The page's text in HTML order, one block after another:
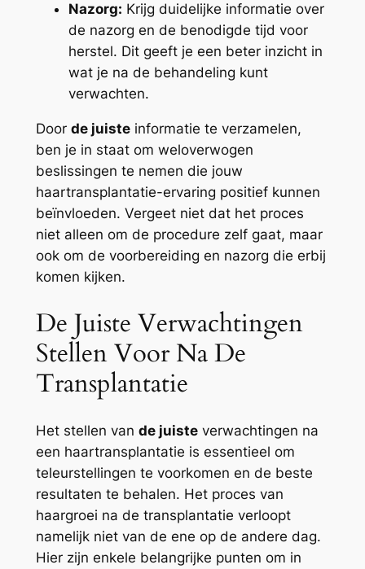
Nazorg: Krijg duidelijke informatie over
de nazorg en de benodigde tijd voor
herstel. Dit geeft je een beter inzicht in
wat je na de behandeling kunt
verwachten.
Door de juisteinformatie te verzamelen,
ben je in staat om weloverwogen
beslissingen te nemen die jouw
haartransplantatie-ervaring positief kunnen
beïnvloeden. Vergeet niet dat het proces
niet alleen om de procedure zelf gaat, maar
ook om de voorbereiding en nazorg die erbij
komen kijken.
De Juiste Verwachtingen
Stellen Voor Na De
Transplantatie
Het stellen van de juisteverwachtingen na
een haartransplantatie is essentieel om
teleurstellingen te voorkomen en de beste
resultaten te behalen. Het proces van
haargroei na de transplantatie verloopt
namelijk niet van de ene op de andere dag.
Hier zijn enkele belangrijke punten om in